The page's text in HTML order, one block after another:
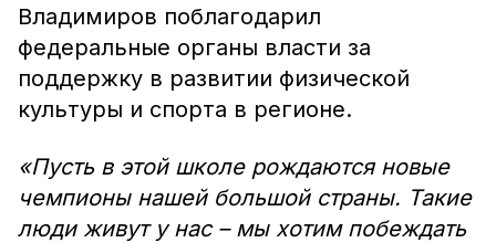
Владимиров поблагодарил
федеральные органы власти за
поддержку в развитии физической
культуры и спорта в регионе.
«Пусть в этой школе рождаются новые
чемпионы нашей большой страны. Такие
люди живут у нас – мы хотим побеждать